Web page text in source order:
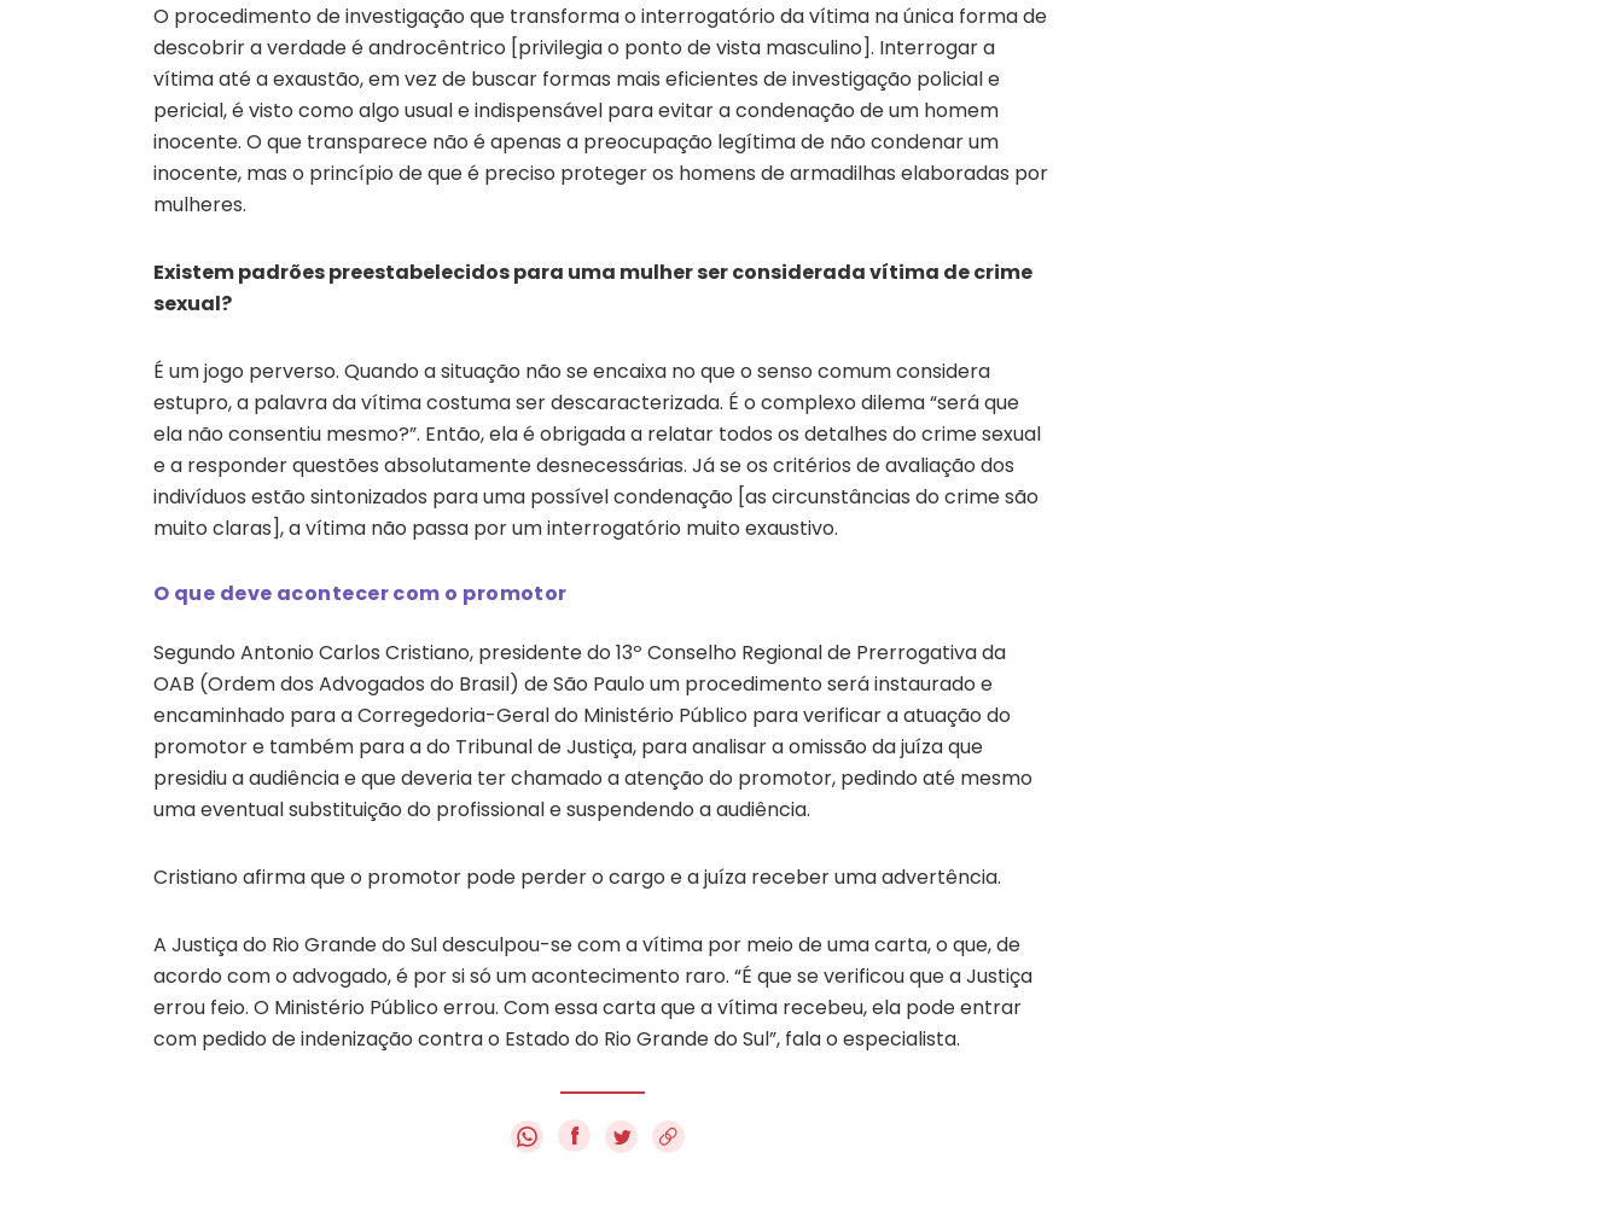
O procedimento de investigação que transforma o interrogatório da vítima na única forma de
descobrir a verdade é androcêntrico [privilegia o ponto de vista masculino]. Interrogar a
vítima até a exaustão, em vez de buscar formas mais eficientes de investigação policial e
pericial, é visto como algo usual e indispensável para evitar a condenação de um homem
inocente. O que transparece não é apenas a preocupação legítima de não condenar um
inocente, mas o princípio de que é preciso proteger os homens de armadilhas elaboradas por
mulheres.
Existem padrões preestabelecidos para uma mulher ser considerada vítima de crime
sexual?
É um jogo perverso. Quando a situação não se encaixa no que o senso comum considera
estupro, a palavra da vítima costuma ser descaracterizada. É o complexo dilema “será que
ela não consentiu mesmo?”. Então, ela é obrigada a relatar todos os detalhes do crime sexual
e a responder questões absolutamente desnecessárias. Já se os critérios de avaliação dos
indivíduos estão sintonizados para uma possível condenação [as circunstâncias do crime são
muito claras], a vítima não passa por um interrogatório muito exaustivo.
O que deve acontecer com o promotor
Segundo Antonio Carlos Cristiano, presidente do 13º Conselho Regional de Prerrogativa da
OAB (Ordem dos Advogados do Brasil) de São Paulo um procedimento será instaurado e
encaminhado para a Corregedoria-Geral do Ministério Público para verificar a atuação do
promotor e também para a do Tribunal de Justiça, para analisar a omissão da juíza que
presidiu a audiência e que deveria ter chamado a atenção do promotor, pedindo até mesmo
uma eventual substituição do profissional e suspendendo a audiência.
Cristiano afirma que o promotor pode perder o cargo e a juíza receber uma advertência.
A Justiça do Rio Grande do Sul desculpou-se com a vítima por meio de uma carta, o que, de
acordo com o advogado, é por si só um acontecimento raro. “É que se verificou que a Justiça
errou feio. O Ministério Público errou. Com essa carta que a vítima recebeu, ela pode entrar
com pedido de indenização contra o Estado do Rio Grande do Sul”, fala o especialista.
f